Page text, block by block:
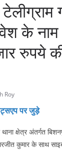
के
रुपये
Roy
पर जुड़े
क्षेत्र अंतर्गत
कुमार के साथ